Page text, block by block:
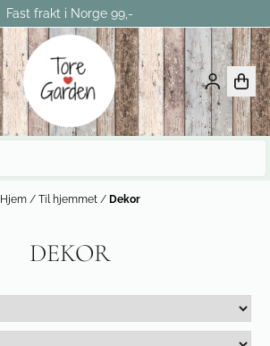
Fast frakt i Norge 99,-
Hjem / Til hjemmet / Dekor
DEKOR